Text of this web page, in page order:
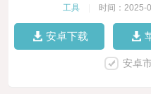
工具 时间：2025-
安卓下载
安卓